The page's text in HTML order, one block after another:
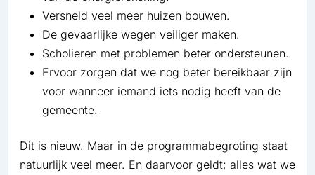
Versneld veel meer huizen bouwen.
De gevaarlijke wegen veiliger maken.
Scholieren met problemen beter ondersteunen.
Ervoor zorgen dat we nog beter bereikbaar zijn
voor wanneer iemand iets nodig heeft van de
gemeente.
Dit is nieuw. Maar in de programmabegroting staat
natuurlijk veel meer. En daarvoor geldt; alles wat we